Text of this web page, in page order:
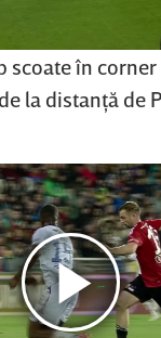
scoate în
la distanţă de